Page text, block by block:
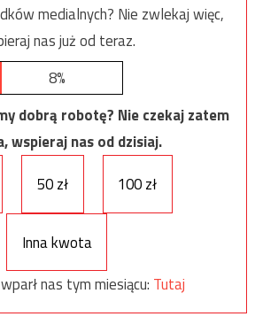
medialnych? Nie zwlekaj więc,
nas już od teraz.
8%
dobrą robotę? Nie czekaj zatem
wspieraj nas od dzisiaj.
50 zł 100 zł
Inna kwota
nas tym miesiącu: Tutaj